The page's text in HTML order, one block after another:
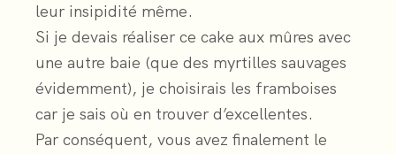
leur insipidité même.
Si je devais réaliser ce cake aux mûres avec
une autre baie (que des myrtilles sauvages
évidemment), je choisirais les framboises
car je sais où en trouver d’excellentes.
Par conséquent, vous avez finalement le